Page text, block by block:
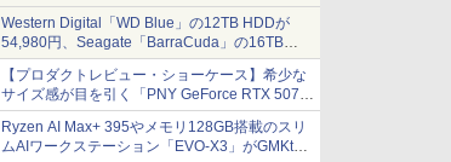
限を実施したニュースが注目を集める AKIBA
PC Hotline! 先週のアクセスランキング 26年7月
27日～26年8月3日
Western Digital「WD Blue」の12TB HDDが
54,980円、Seagate「BarraCuda」の16TB
HDDが64,980円などが特売、NAS・ビジネス向
けは上昇傾向 [8月前半のHDD価格]
【プロダクトレビュー・ショーケース】希少な
サイズ感が目を引く「PNY GeForce RTX 5070
Ti 16GB OC SLIM」。準ハイエンドでも2スロ
ット厚で長さ30cm切り！スリムボディでもパフ
ォーマンスと冷却は万全 text by 内田 泰仁
Ryzen AI Max+ 395やメモリ128GB搭載のスリ
ムAIワークステーション「EVO-X3」がGMKtec